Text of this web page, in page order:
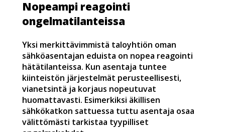
Nopeampi reagointi
ongelmatilanteissa
Yksi merkittävimmistä taloyhtiön oman
sähköasentajan eduista on nopea reagointi
hätätilanteissa. Kun asentaja tuntee
kiinteistön järjestelmät perusteellisesti,
vianetsintä ja korjaus nopeutuvat
huomattavasti. Esimerkiksi äkillisen
sähkökatkon sattuessa tuttu asentaja osaa
välittömästi tarkistaa tyypilliset